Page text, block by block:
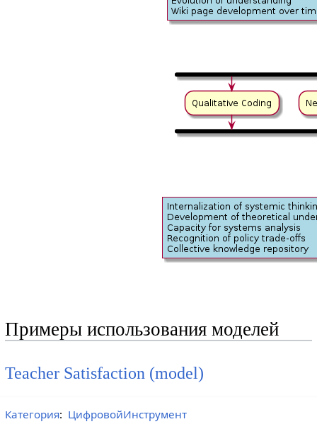
Примеры использования моделей
Teacher Satisfaction (model)
Категория: ЦифровойИнструмент